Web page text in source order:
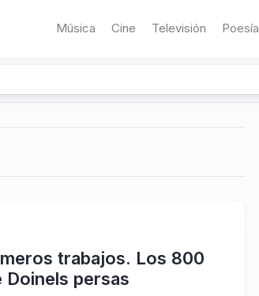
Música Cine Televisión Poesía
trabajos. Los 800
persas